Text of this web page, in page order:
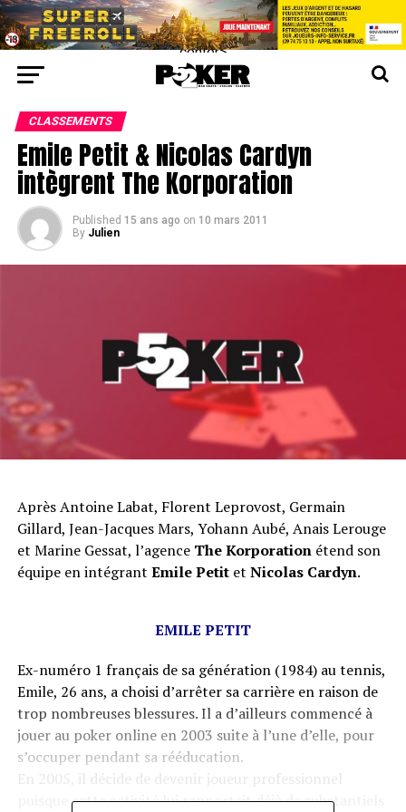
center>
CLASSEMENTS
Emile Petit & Nicolas Cardyn
intègrent The Korporation
Published 15 ans ago on 10 mars 2011
By Julien
Après Antoine Labat, Florent Leprovost, Germain
Gillard, Jean-Jacques Mars, Yohann Aubé, Anais Lerouge
et Marine Gessat, l’agence The Korporationétend son
équipe en intégrant Emile Petit et Nicolas Cardyn.
EMILE PETIT
Ex-numéro 1 français de sa génération (1984) au tennis,
Emile, 26 ans, a choisi d’arrêter sa carrière en raison de
trop nombreuses blessures. Il a d’ailleurs commencé à
jouer au poker online en 2003 suite à l’une d’elle, pour
s’occuper pendant sa rééducation.
En 2005, il décide de devenir joueur professionnel
puisque cette activité lui rapportait déjà de substantiels